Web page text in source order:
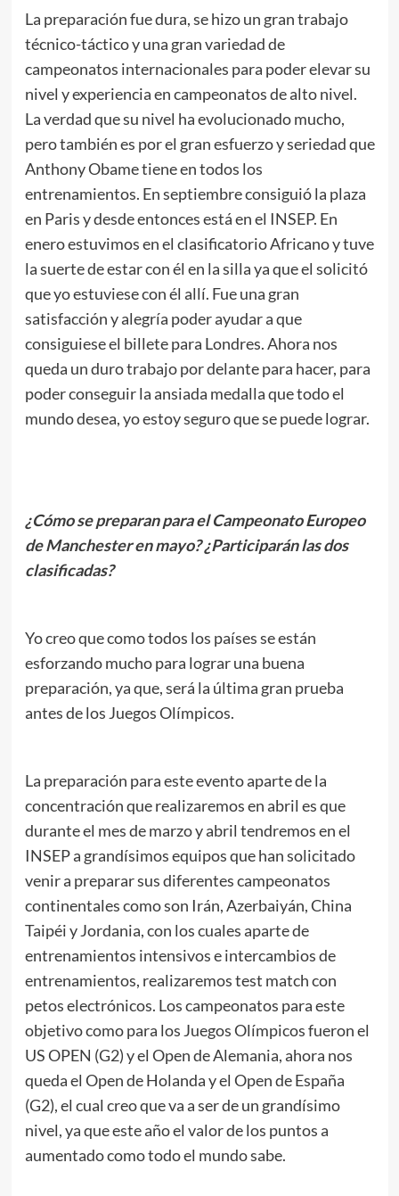
La preparación fue dura, se hizo un gran trabajo
técnico-táctico y una gran variedad de
campeonatos internacionales para poder elevar su
nivel y experiencia en campeonatos de alto nivel.
La verdad que su nivel ha evolucionado mucho,
pero también es por el gran esfuerzo y seriedad que
Anthony Obame tiene en todos los
entrenamientos. En septiembre consiguió la plaza
en Paris y desde entonces está en el INSEP. En
enero estuvimos en el clasificatorio Africano y tuve
la suerte de estar con él en la silla ya que el solicitó
que yo estuviese con él allí. Fue una gran
satisfacción y alegría poder ayudar a que
consiguiese el billete para Londres. Ahora nos
queda un duro trabajo por delante para hacer, para
poder conseguir la ansiada medalla que todo el
mundo desea, yo estoy seguro que se puede lograr.
¿Cómo se preparan para el Campeonato Europeo
de Manchester en mayo? ¿Participarán las dos
clasificadas?
Yo creo que como todos los países se están
esforzando mucho para lograr una buena
preparación, ya que, será la última gran prueba
antes de los Juegos Olímpicos.
La preparación para este evento aparte de la
concentración que realizaremos en abril es que
durante el mes de marzo y abril tendremos en el
INSEP a grandísimos equipos que han solicitado
venir a preparar sus diferentes campeonatos
continentales como son Irán, Azerbaiyán, China
Taipéi y Jordania, con los cuales aparte de
entrenamientos intensivos e intercambios de
entrenamientos, realizaremos test match con
petos electrónicos. Los campeonatos para este
objetivo como para los Juegos Olímpicos fueron el
US OPEN (G2) y el Open de Alemania, ahora nos
queda el Open de Holanda y el Open de España
(G2), el cual creo que va a ser de un grandísimo
nivel, ya que este año el valor de los puntos a
aumentado como todo el mundo sabe.